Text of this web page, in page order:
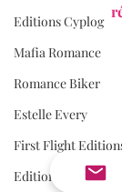
Editions Cyplog
Mafia Romance
Romance Biker
Estelle Every
First Flight
Editions Elixyria